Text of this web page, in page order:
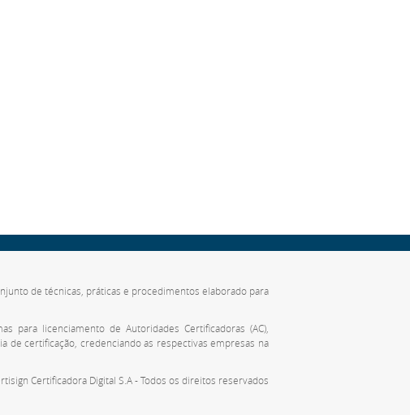
de técnicas, práticas e procedimentos elaborado para
licenciamento de Autoridades Certificadoras (AC),
de certificação, credenciando as respectivas empresas na
Certificadora Digital S.A - Todos os direitos reservados